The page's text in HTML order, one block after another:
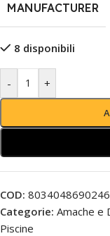
MANUFACTURER
8 disponibili
- +
COD: 8034048690246
Categorie: Amache e
Piscine